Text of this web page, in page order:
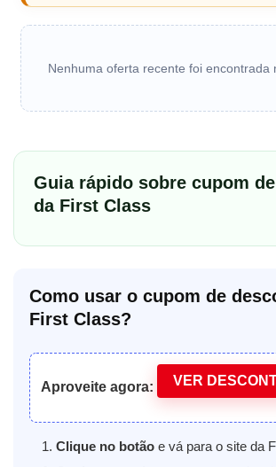
Nenhuma oferta recente foi encontrada
Guia rápido sobre cupom
da First Class
Como usar o cupom de
First Class?
Aproveite agora: VER
Clique no botão e vá para o site da